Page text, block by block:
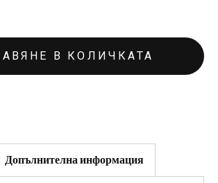
В КОЛИЧКАТА
Допълнителна информация